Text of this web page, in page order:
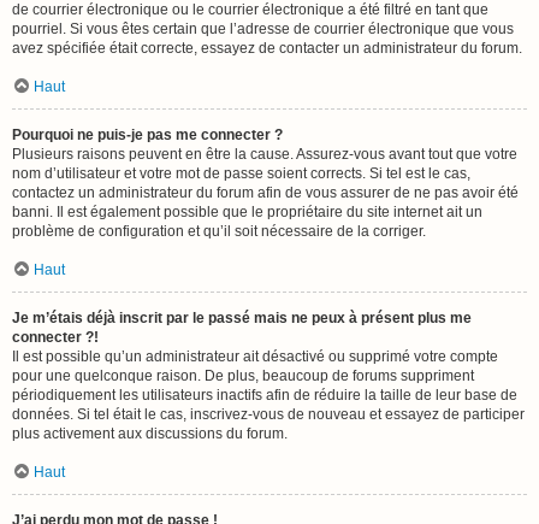
de courrier électronique ou le courrier électronique a été filtré en tant que
pourriel. Si vous êtes certain que l’adresse de courrier électronique que vous
avez spécifiée était correcte, essayez de contacter un administrateur du forum.
Haut
Pourquoi ne puis-je pas me connecter ?
Plusieurs raisons peuvent en être la cause. Assurez-vous avant tout que votre
nom d’utilisateur et votre mot de passe soient corrects. Si tel est le cas,
contactez un administrateur du forum afin de vous assurer de ne pas avoir été
banni. Il est également possible que le propriétaire du site internet ait un
problème de configuration et qu’il soit nécessaire de la corriger.
Haut
Je m’étais déjà inscrit par le passé mais ne peux à présent plus me
connecter ?!
Il est possible qu’un administrateur ait désactivé ou supprimé votre compte
pour une quelconque raison. De plus, beaucoup de forums suppriment
périodiquement les utilisateurs inactifs afin de réduire la taille de leur base de
données. Si tel était le cas, inscrivez-vous de nouveau et essayez de participer
plus activement aux discussions du forum.
Haut
J’ai perdu mon mot de passe !